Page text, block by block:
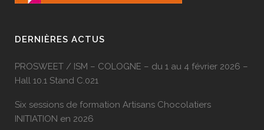
DERNIÈRES ACTUS
PROSWEET / ISM – COLOGNE – du 1 au 4 février 2026 –
Hall 10.1 Stand C.021
Six sessions de formation Artisans Chocolatiers
INITIATION en 2026